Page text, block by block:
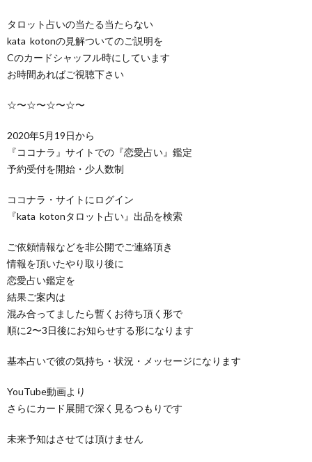
タロット占いの当たる当たらない
kata kotonの見解ついてのご説明を
Cのカードシャッフル時にしています
お時間あればご視聴下さい
☆〜☆〜☆〜☆〜
2020年5月19日から
『ココナラ』サイトでの『恋愛占い』鑑定
予約受付を開始・少人数制
ココナラ・サイトにログイン
『kata kotonタロット占い』出品を検索
ご依頼情報などを非公開でご連絡頂き
情報を頂いたやり取り後に
恋愛占い鑑定を
結果ご案内は
混み合ってましたら暫くお待ち頂く形で
順に2〜3日後にお知らせする形になります
基本占いで彼の気持ち・状況・メッセージになります
YouTube動画より
さらにカード展開で深く見るつもりです
未来予知はさせては頂けません